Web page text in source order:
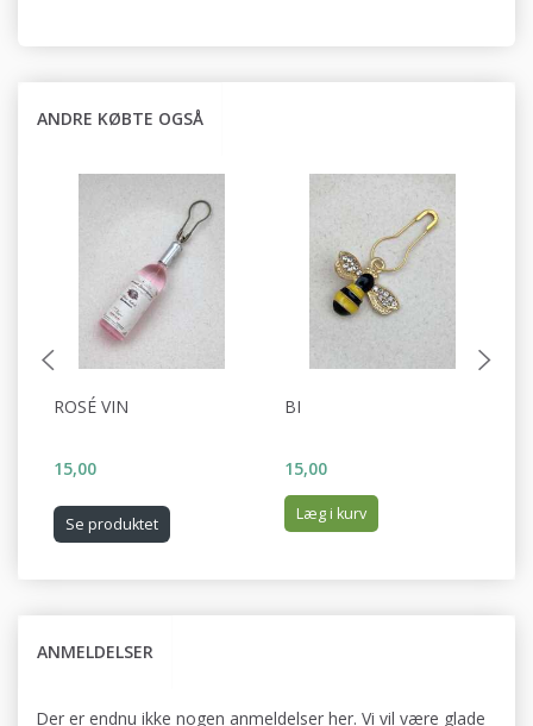
ANDRE KØBTE OGSÅ
ROSÉ VIN
15,00
Se produktet
BI
15,00
Læg i kurv
ANMELDELSER
Der er endnu ikke nogen anmeldelser her. Vi vil være glade